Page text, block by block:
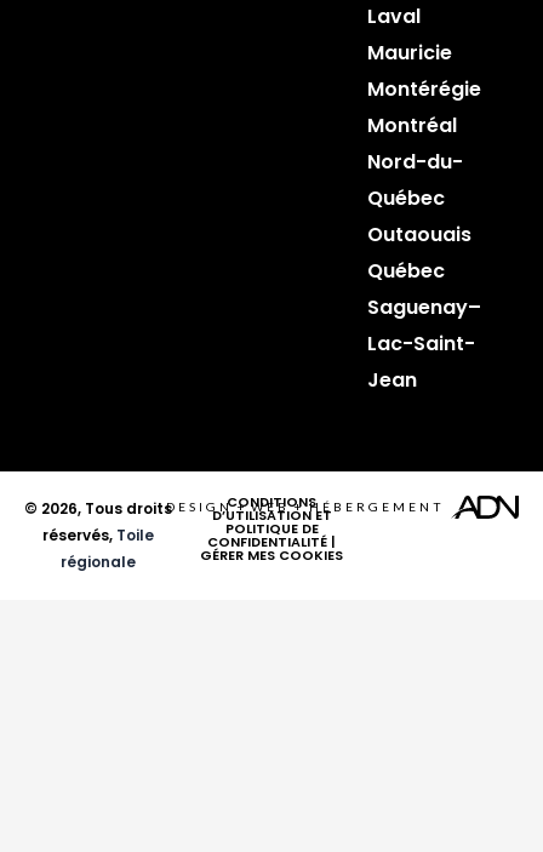
Laval
Mauricie
Montérégie
Montréal
Nord-du-
Québec
Outaouais
Québec
Saguenay–
Lac-Saint-
Jean
© 2026, Tous droits
réservés, Toile
régionale
CONDITIONS
D’UTILISATION ET
POLITIQUE DE
CONFIDENTIALITÉ |
GÉRER MES COOKIES
DESIGN + WEB + HÉBERGEMENT